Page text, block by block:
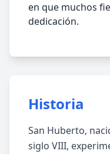
en que muchos
dedicación.
Historia
San Huberto,
siglo VIII,